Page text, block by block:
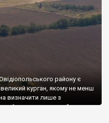
району є
курган, якому не менш
визначити лише з
ще й тим, що дуже добре